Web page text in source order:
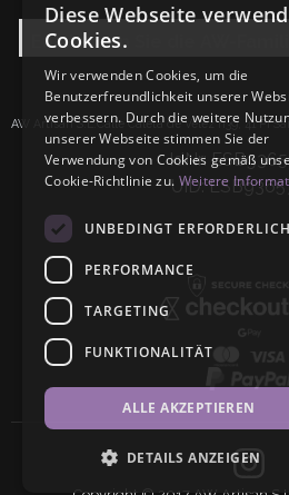
Entdecken Sie die AW-Familie
AW Artisan S.L.Calle Caleta de Velez n39, 41 PI
IdNr:
UID:
Diese Webseite
Cookies.
Wir verwenden Cookies, um die
Benutzerfreundlichkeit unserer
verbessern. Durch die weitere
unserer Webseite stimmen Sie der
Verwendung von Cookies gemäß
Cookie-Richtlinie zu. Weitere
UNBEDINGT ERFORDERLICH
PERFORMANCE
TARGETING
FUNKTIONALITÄT
ALLE AKZEPTIEREN
DETAILS ANZEIGEN